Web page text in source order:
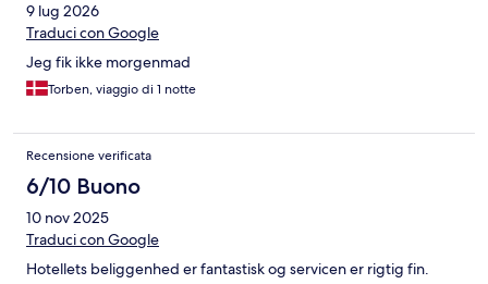
9 lug 2026
Traduci con Google
Jeg fik ikke morgenmad
Torben, viaggio di 1 notte
Recensione verificata
6/10 Buono
10 nov 2025
Traduci con Google
Hotellets beliggenhed er fantastisk og servicen er rigtig fin.